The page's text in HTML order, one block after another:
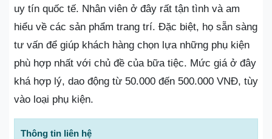
uy tín quốc tế. Nhân viên ở đây rất tận tình và am
hiểu về các sản phẩm trang trí. Đặc biệt, họ sẵn sàng
tư vấn để giúp khách hàng chọn lựa những phụ kiện
phù hợp nhất với chủ đề của bữa tiệc. Mức giá ở đây
khá hợp lý, dao động từ 50.000 đến 500.000 VNĐ, tùy
vào loại phụ kiện.
Thông tin liên hệ